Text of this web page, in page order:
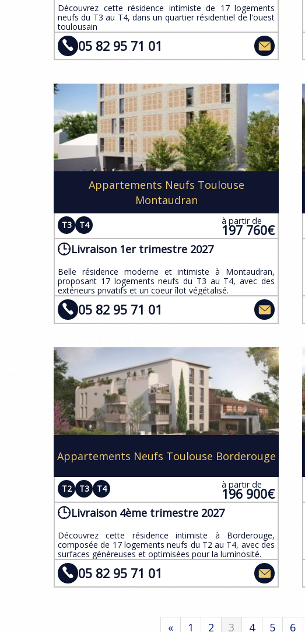
​Découvrez cette résidence intimiste de 17 logements
neufs du T3 au T4, dans un quartier résidentiel de l'ouest
toulousain
05 82 95 71 01
Appartements Neufs Toulouse
Montaudran
T3 T4 à partir de
197 760€
Livraison 1er trimestre 2027
​Belle résidence moderne et intimiste à Montaudran,
proposant 17 logements neufs du T3 au T4, avec des
extérieurs privatifs et un coeur îlot végétalisé.
05 82 95 71 01
Appartements Neufs Toulouse Borderouge
T2 T3 T4 à partir de
196 900€
Livraison 4ème trimestre 2027
​Découvrez cette résidence intimiste à Borderouge,
composée de 17 logements neufs du T2 au T4, avec des
surfaces généreuses et optimisées pour la luminosité.
05 82 95 71 01
« 1 2 3 4 5 6